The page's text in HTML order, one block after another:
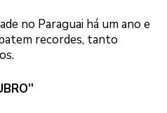
no Paraguai há um ano e
recordes, tanto